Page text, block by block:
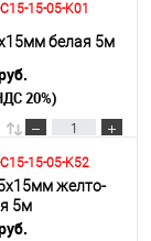
15-05-K01
белая 5м
20%)
15-05-K52
желто-
5м